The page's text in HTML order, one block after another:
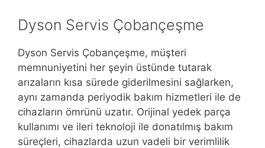
Dyson Servis Çobançeşme
Dyson Servis Çobançeşme, müşteri
memnuniyetini her şeyin üstünde tutarak
arızaların kısa sürede giderilmesini sağlarken,
aynı zamanda periyodik bakım hizmetleri ile de
cihazların ömrünü uzatır. Orijinal yedek parça
kullanımı ve ileri teknoloji ile donatılmış bakım
süreçleri, cihazlarda uzun vadeli bir verimlilik